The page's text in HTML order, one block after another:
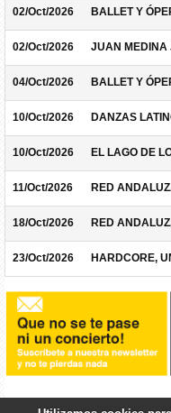
02/Oct/2026 BALLET Y
02/Oct/2026 JUAN MEDINA
04/Oct/2026 BALLET Y
10/Oct/2026 DANZAS
10/Oct/2026 EL LAGO DE
11/Oct/2026 RED
18/Oct/2026 RED
23/Oct/2026 HARDCORE,